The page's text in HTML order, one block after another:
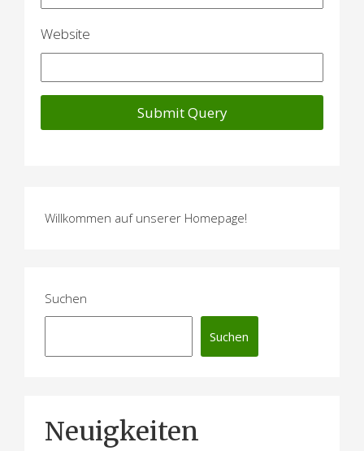
n
Website
Willkommen auf unserer Homepage!
Suchen
Suchen
Neuigkeiten